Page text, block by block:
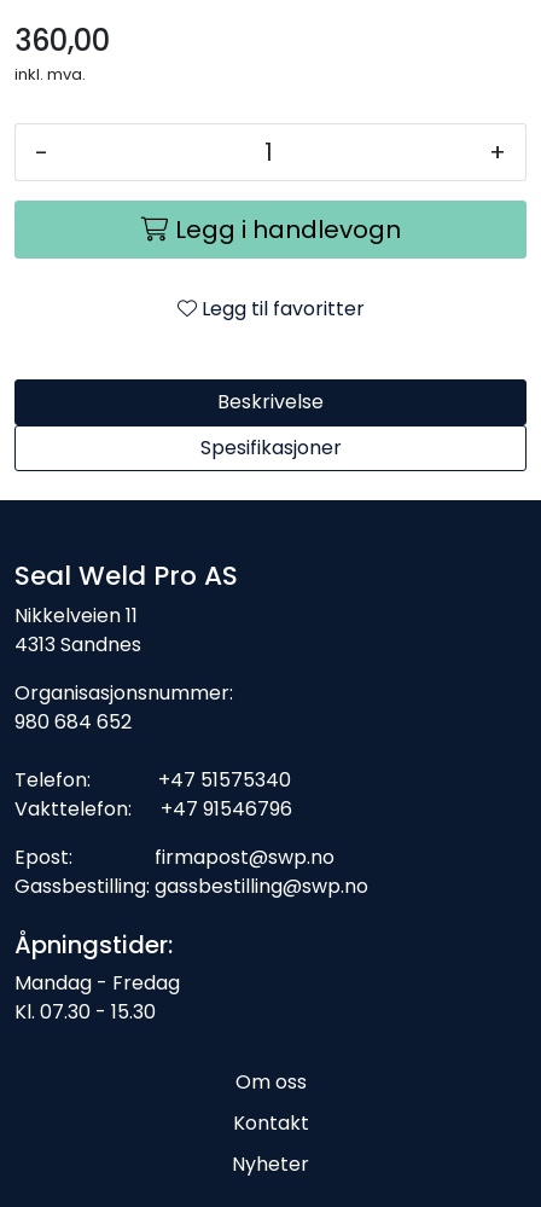
360,00
inkl. mva.
- +
Legg i handlevogn
Legg til favoritter
Beskrivelse
Spesifikasjoner
Seal Weld Pro AS
Nikkelveien 11
4313 Sandnes
Organisasjonsnummer:
980 684 652
Telefon: +47 51575340
Vakttelefon: +47 91546796
Epost: firmapost@swp.no
Gassbestilling: gassbestilling@swp.no
Åpningstider:
Mandag - Fredag
Kl. 07.30 - 15.30
Om oss
Kontakt
Nyheter